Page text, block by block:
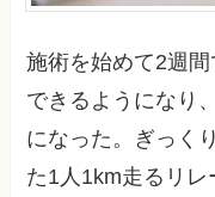
施術を始めて2週
できるようになり
になった。ぎっく
た1人1km走るリ